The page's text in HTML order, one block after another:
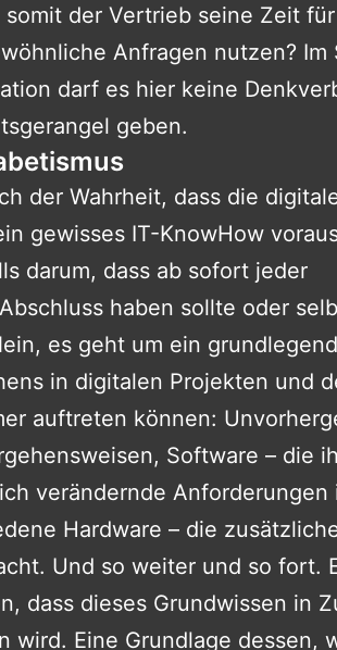
der Vertrieb seine Zeit für
Anfragen nutzen? Im
darf es hier keine
geben.
der Wahrheit, dass die
gewisses IT-KnowHow
darum, dass ab sofort jeder
haben sollte oder
es geht um ein
in digitalen Projekten und
auftreten können:
Software – die
verändernde Anforderungen
Hardware – die
Und so weiter und so fort.
dass dieses Grundwissen in
wird. Eine Grundlage dessen,